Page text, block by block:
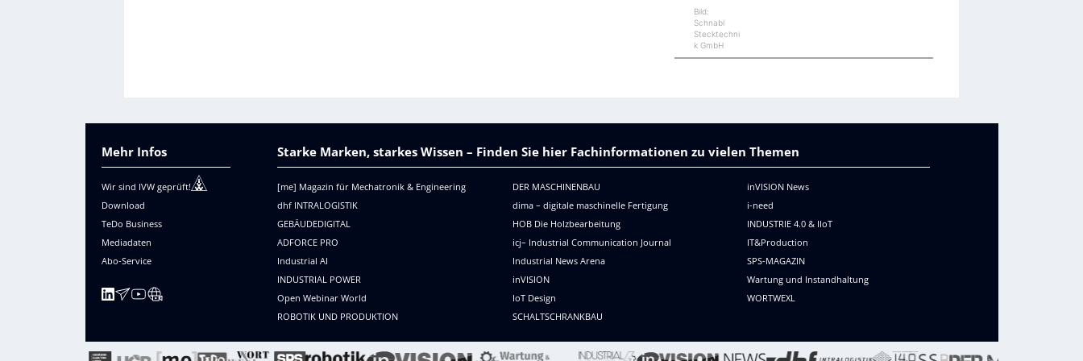
Bild:
Schnabl
Stecktechni
k GmbH
Mehr Infos
Wir sind IVW geprüft!
Download
TeDo Business
Mediadaten
Abo-Service
Starke Marken, starkes Wissen – Finden Sie hier Fachinformationen zu vielen Themen
[me] Magazin für Mechatronik & Engineering
dhf INTRALOGISTIK
GEBÄUDEDIGITAL
ADFORCE PRO
Industrial AI
INDUSTRIAL POWER
Open Webinar World
ROBOTIK UND PRODUKTION
DER MASCHINENBAU
dima – digitale maschinelle Fertigung
HOB Die Holzbearbeitung
icj– Industrial Communication Journal
Industrial News Arena
inVISION
IoT Design
SCHALTSCHRANKBAU
inVISION News
i-need
INDUSTRIE 4.0 & IIoT
IT&Production
SPS-MAGAZIN
Wartung und Instandhaltung
WORTWEXL